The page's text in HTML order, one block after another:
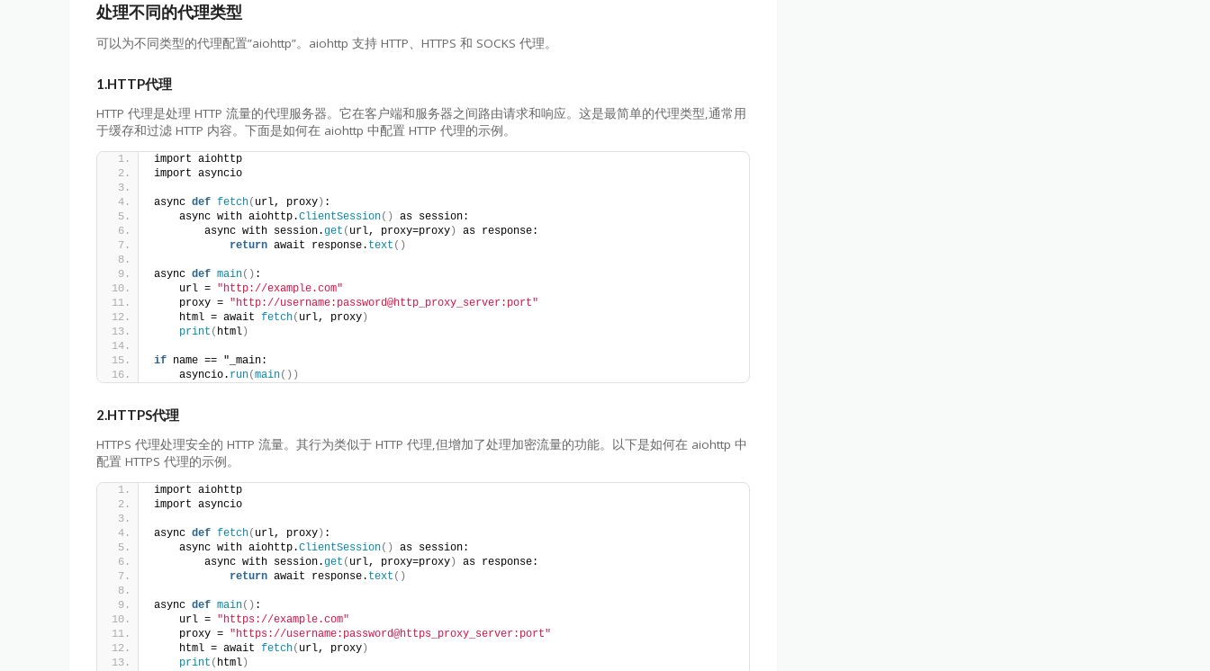
处理不同的代理类型
可以为不同类型的代理配置”aiohttp”。aiohttp 支持 HTTP、HTTPS 和 SOCKS 代理。
1.HTTP代理
HTTP 代理是处理 HTTP 流量的代理服务器。它在客户端和服务器之间路由请求和响应。这是最简单的代理类型,通常用
于缓存和过滤 HTTP 内容。下面是如何在 aiohttp 中配置 HTTP 代理的示例。
import aiohttp
import asyncio
async def fetch( url, proxy ) :
    async with aiohttp.
ClientSession()
as session:
        async with session.
get ( url, proxy=proxy )
as response:
return await response. text ()
async def main() :
    url =
"http://example.com"
    proxy =
"http://username:password@http_proxy_server:port"
    html = await
fetch( url, proxy )
print ( html )
if name == "_main:
    asyncio.
run(main())
2.HTTPS代理
HTTPS 代理处理安全的 HTTP 流量。其行为类似于 HTTP 代理,但增加了处理加密流量的功能。以下是如何在 aiohttp 中
配置 HTTPS 代理的示例。
import aiohttp
import asyncio
async def fetch( url, proxy ) :
    async with aiohttp.
ClientSession()
as session:
        async with session.
get ( url, proxy=proxy )
as response:
return await response. text ()
async def main() :
    url =
"https://example.com"
    proxy =
"https://username:password@https_proxy_server:port"
    html = await
fetch( url, proxy )
print ( html )